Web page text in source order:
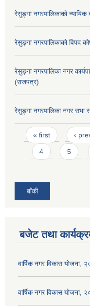
रेसुङ्गा नगरपालिकाको
रेसुङ्गा नगरपालिकाको विपद
रेसुङ्गा नगरपालिका नगर
(राजपत्र)
रेसुङ्गा नगरपालिका नगर सभा
Pages
« first ‹
4 5
बाँकी
बजेट तथा
वार्षिक नगर विकास योजना,
वार्षिक नगर विकास योजना,